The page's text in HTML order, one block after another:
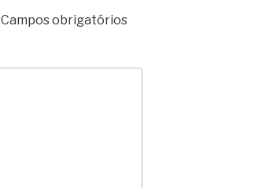
Campos obrigatórios